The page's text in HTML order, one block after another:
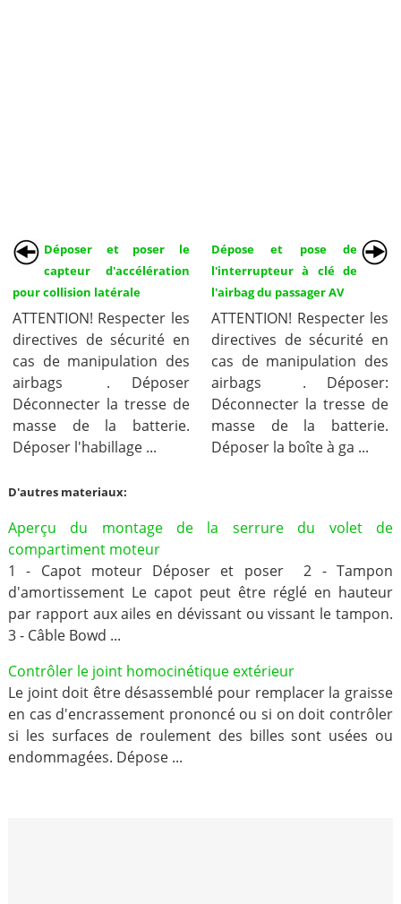
Déposer et poser le
capteur d'accélération
pour collision latérale
ATTENTION! Respecter les
directives de sécurité en
cas de manipulation des
airbags . Déposer
Déconnecter la tresse de
masse de la batterie.
Déposer l'habillage ...
Dépose et pose de
l'interrupteur à clé de
l'airbag du passager AV
ATTENTION! Respecter les
directives de sécurité en
cas de manipulation des
airbags . Déposer:
Déconnecter la tresse de
masse de la batterie.
Déposer la boîte à ga ...
D'autres materiaux:
Aperçu du montage de la serrure du volet de
compartiment moteur
1 - Capot moteur Déposer et poser 2 - Tampon
d'amortissement Le capot peut être réglé en hauteur
par rapport aux ailes en dévissant ou vissant le tampon.
3 - Câble Bowd ...
Contrôler le joint homocinétique extérieur
Le joint doit être désassemblé pour remplacer la graisse
en cas d'encrassement prononcé ou si on doit contrôler
si les surfaces de roulement des billes sont usées ou
endommagées. Dépose ...